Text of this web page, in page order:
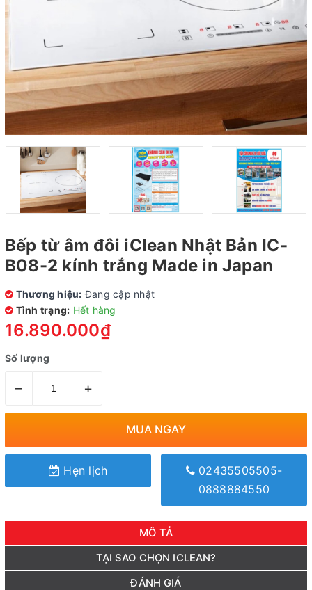
Bếp từ âm đôi iClean Nhật Bản IC-
B08-2 kính trắng Made in Japan
Thương hiệu: Đang cập nhật
Tình trạng: Hết hàng
16.890.000₫
Số lượng
– +
MUA NGAY
Hẹn lịch
02435505505-
0888884550
MÔ TẢ
TẠI SAO CHỌN ICLEAN?
ĐÁNH GIÁ